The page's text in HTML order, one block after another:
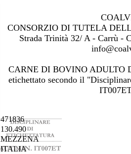
CONSORZIO DI TUTELA
Strada Trinità 32/ A - Carrù -
CARNE DI BOVINO ADULTO
etichettato secondo il
471836
130.490
MEZZENA
ITALIA